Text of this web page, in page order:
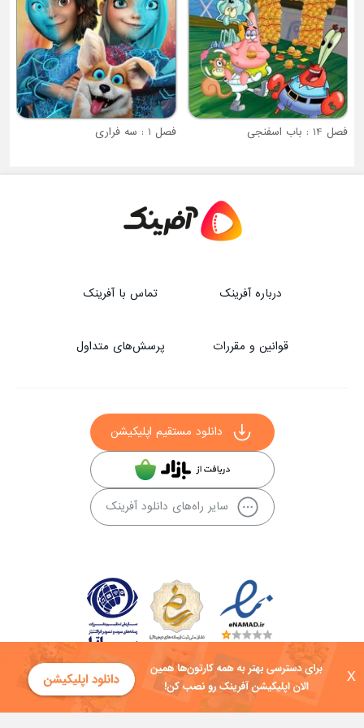
X
فصل 1 : سه فراری
درباره آفرینک تماس با آفرینک
قوانین و مقررات پرسش‌های متداول
دانلود مستقیم اپلیکیشن
سایر راه‌های دانلود آفرینک
کلیه حقوق این سایت به شرکت توسعه فناوی هفت آسمان توکان تعلق دارد و